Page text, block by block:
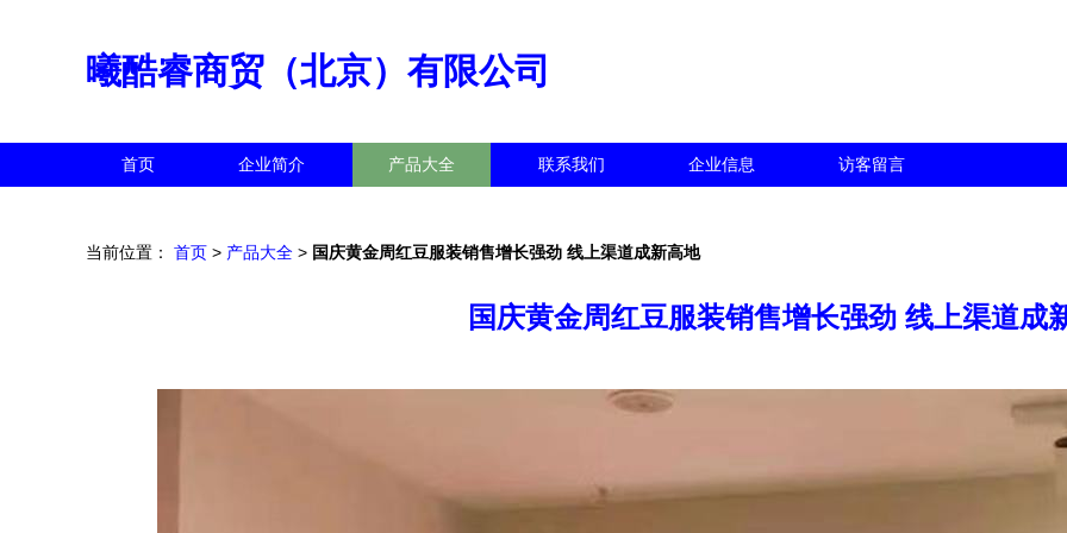
曦酷睿商贸（北京）有限公司
首页 企业简介 产品大全 联系我们 企业信息 访客留言
当前位置： 首页 > 产品大全 > 国庆黄金周红豆服装销售增长强劲 线上渠道成新高地
国庆黄金周红豆服装销售增长强劲 线上渠道成